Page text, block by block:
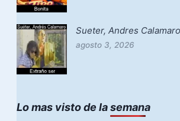
Sueter, Andres
agosto 3, 2026
Lo mas visto de la semana